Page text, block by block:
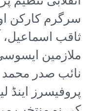
سرگرم کارکن
ثاقب
ملازمین
نائب صدر
پروفیسرز